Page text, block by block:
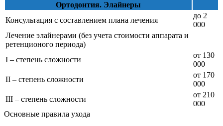
Ортодонтия. Элайнеры
Консультация с составлением плана лечения
до 2
000
Лечение элайнерами (без учета стоимости аппарата и
ретенционого периода)
I – степень сложности
от 130
000
II – степень сложности
от 170
000
III – степень сложности
от 210
000
Основные правила ухода